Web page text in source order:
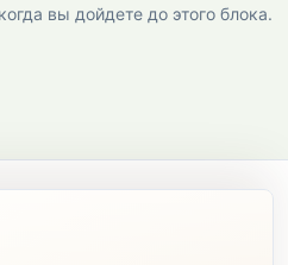
вы дойдете до этого блока.